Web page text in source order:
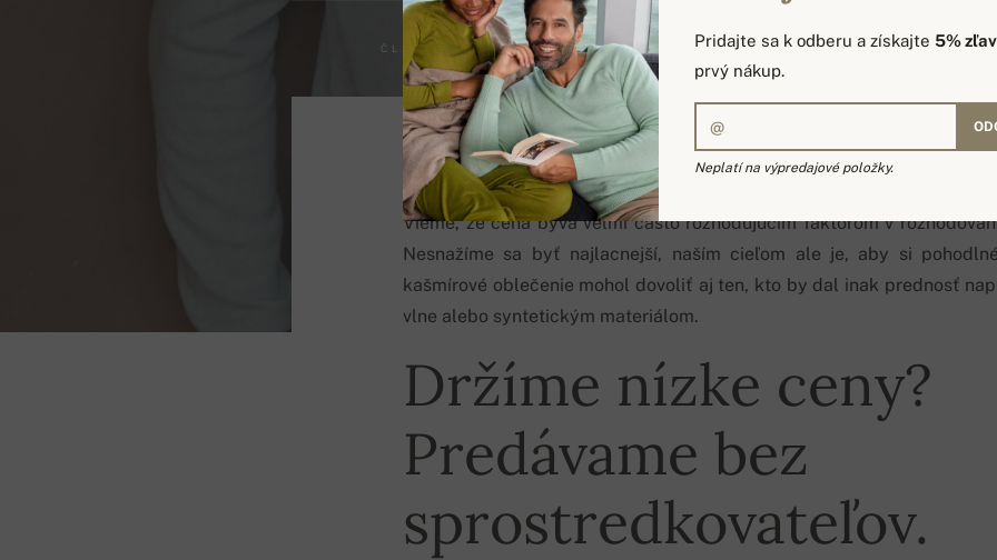
ČLÁNKY
Vieme, že cena býva veľmi často rozhodujúcim faktorom v
Nesnažíme sa byť najlacnejší, naším cieľom ale je, aby si
kašmírové oblečenie mohol dovoliť aj ten, kto by dal inak prednosť
vlne alebo syntetickým materiálom.
Držíme nízke ceny?
Predávame bez
sprostredkovateľov.
Pridajte sa k odberu a získajte 5%
prvý nákup.
Neplatí na výpredajové položky.